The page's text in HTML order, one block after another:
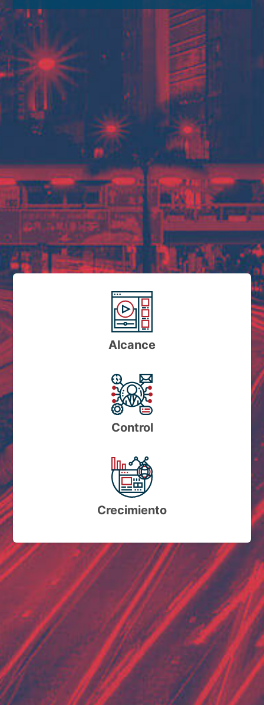
Alcance
Control
Crecimiento